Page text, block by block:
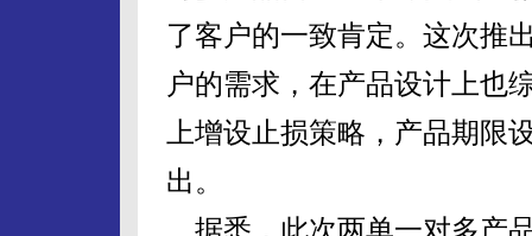
了客户的一致肯定。这次推
户的需求，在产品设计上也
上增设止损策略，产品期限
出。
据悉，此次两单一对多产